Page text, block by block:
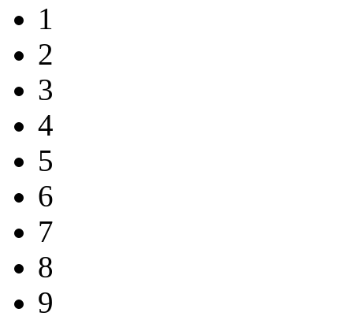
1
2
3
4
5
6
7
8
9